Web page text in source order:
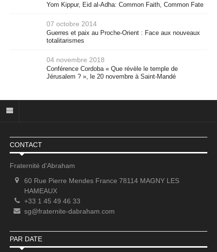
Yom Kippur, Eid al-Adha: Common Faith, Common Fate
07 octobre 2014
Guerres et paix au Proche-Orient : Face aux nouveaux
totalitarismes
04 novembre 2018
Conférence Cordoba « Que révèle le temple de
Jérusalem ? », le 20 novembre à Saint-Mandé
CONTACT
Fraternité d'Abraham
60 Rue Pierre Mendes France 78114 MAGNY LES
HAMEAUX
+33 1 45 49 46 33
sg@fraternite-dabraham.com
PAR DATE